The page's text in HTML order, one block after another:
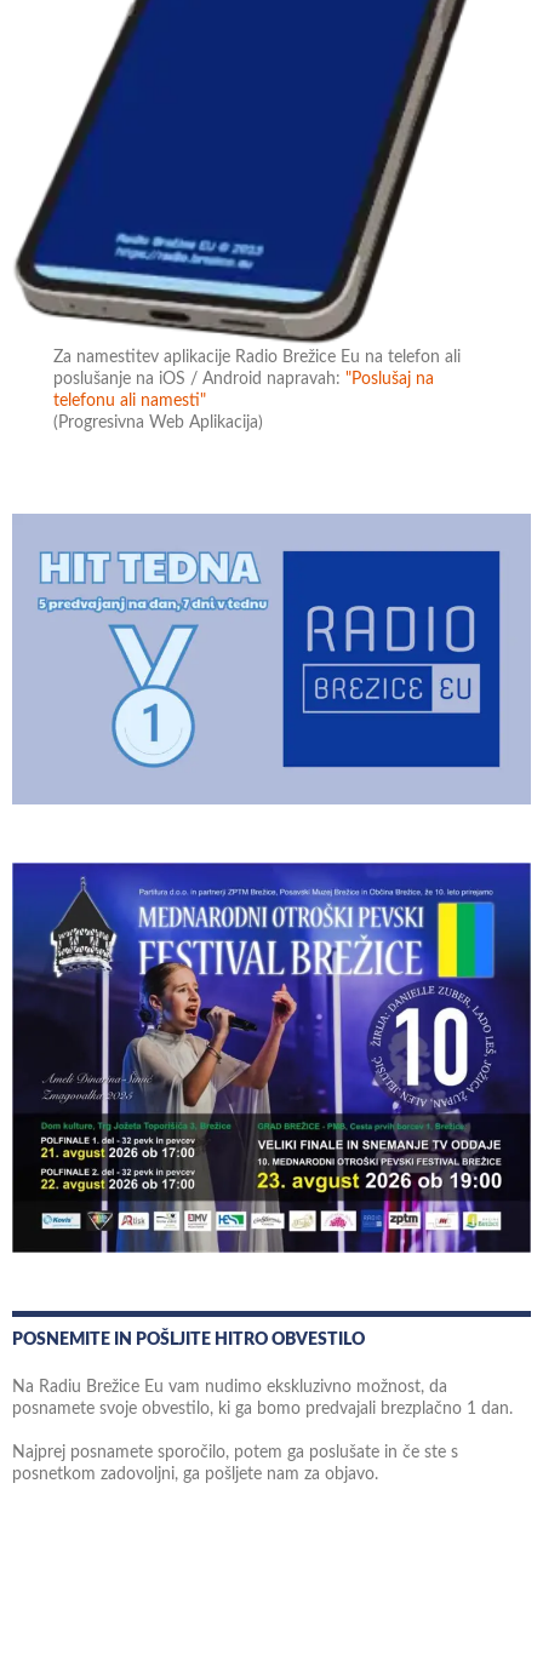
Za namestitev aplikacije Radio Brežice Eu na telefon ali
poslušanje na iOS / Android napravah:"Poslušaj na
telefonu ali namesti"
(Progresivna Web Aplikacija)
POSNEMITE IN POŠLJITE HITRO OBVESTILO
Na Radiu Brežice Eu vam nudimo ekskluzivno možnost, da
posnamete svoje obvestilo, ki ga bomo predvajali brezplačno 1 dan.
Najprej posnamete sporočilo, potem ga poslušate in če ste s
posnetkom zadovoljni, ga pošljete nam za objavo.